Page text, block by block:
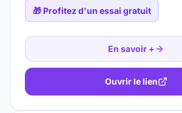
🎁 Profitez d'un essai gratuit
En savoir +
Ouvrir le lien